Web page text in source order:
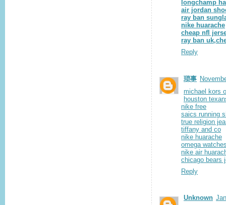
longchamp
air jordan
ray ban
nike huarache
cheap nfl
ray ban
Reply
琐事
michael kors
houston
nike free
saics running
true religion
tiffany and co
nike huarache
omega
nike air
chicago bears
Reply
Unknown